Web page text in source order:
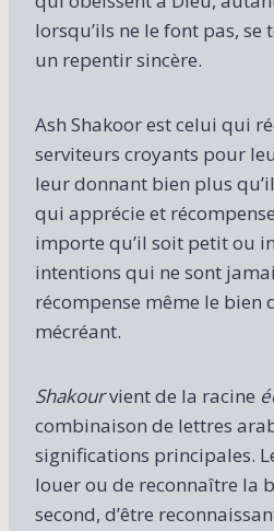
lorsqu’ils ne le font pas,
un repentir sincère.
Ash Shakoor est celui qui
serviteurs croyants pour
leur donnant bien plus
qui apprécie et
importe qu’il soit petit ou
intentions qui ne sont
récompense même le bien
mécréant.
Shakourvient de la racine
combinaison de lettres
significations principales.
louer ou de reconnaître la
second, d’être